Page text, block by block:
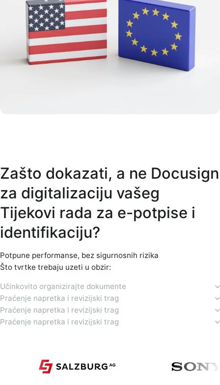
Zašto dokazati, a ne Docusign
za digitalizaciju vašeg
Tijekovi rada za e-potpise i
identifikaciju?
Potpune performanse, bez sigurnosnih rizika
Što tvrtke trebaju uzeti u obzir:
Učinkovito organizirajte dokumente
Praćenje napretka i revizijski trag
Praćenje napretka i revizijski trag
Praćenje napretka i revizijski trag